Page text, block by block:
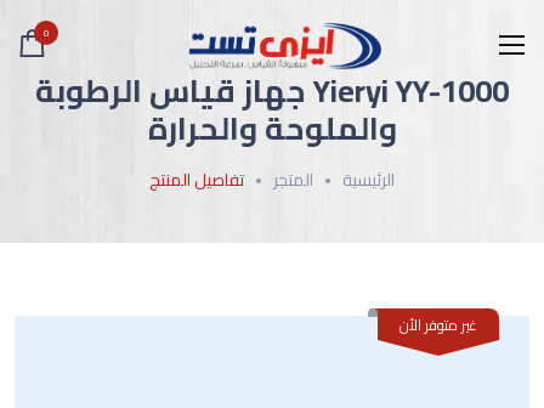
0
Yieryi YY-1000 جهاز قياس الرطوبة
والملوحة والحرارة
الرئيسية المتجر تفاصيل المنتج
غير متوفر الأن